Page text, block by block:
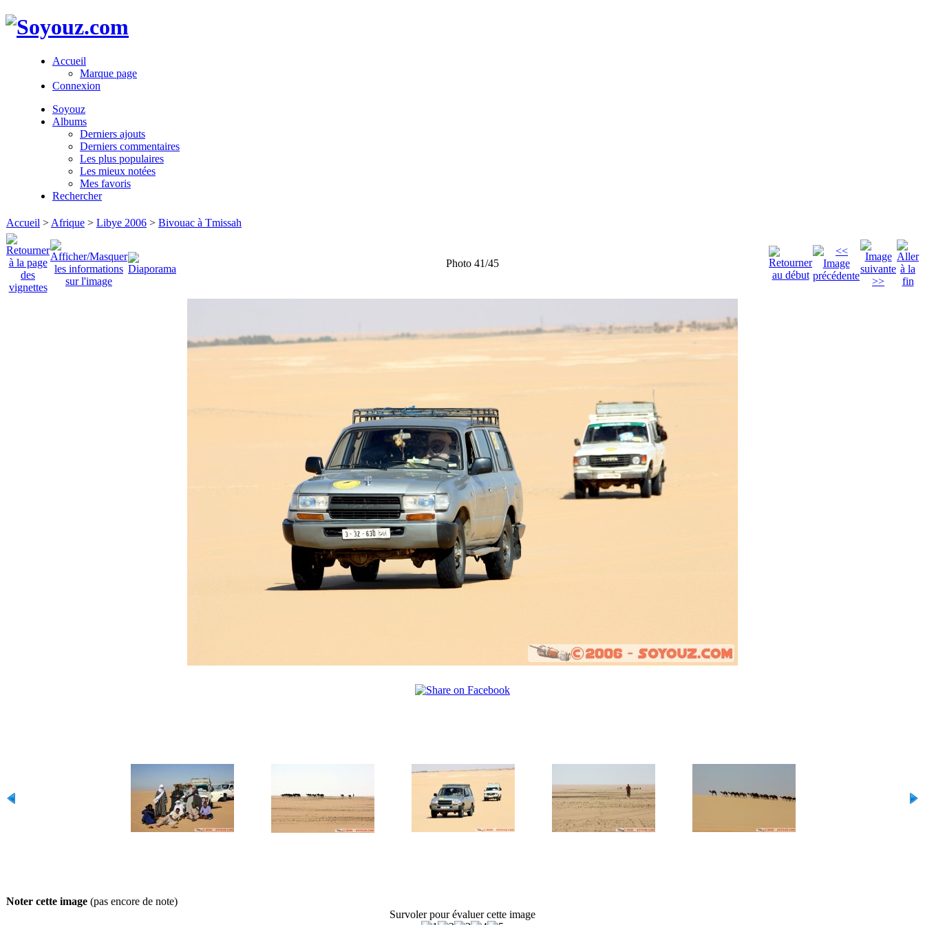
Accueil
Marque page
Connexion
Soyouz
Albums
Derniers ajouts
Derniers commentaires
Les plus populaires
Les mieux notées
Mes favoris
Rechercher
Accueil > Afrique > Libye 2006 > Bivouac à Tmissah
Photo 41/45
Noter cette image (pas encore de note)
Survoler pour évaluer cette image